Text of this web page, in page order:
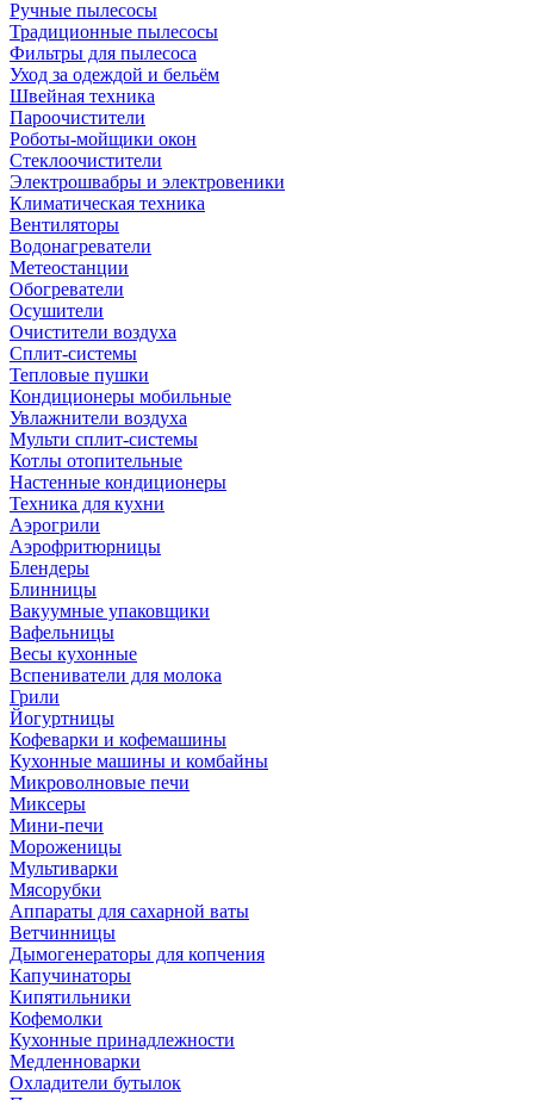
Ручные пылесосы
Традиционные пылесосы
Фильтры для пылесоса
Уход за одеждой и бельём
Швейная техника
Пароочистители
Роботы-мойщики окон
Стеклоочистители
Электрошвабры и электровеники
Климатическая техника
Вентиляторы
Водонагреватели
Метеостанции
Обогреватели
Осушители
Очистители воздуха
Сплит-системы
Тепловые пушки
Кондиционеры мобильные
Увлажнители воздуха
Мульти сплит-системы
Котлы отопительные
Настенные кондиционеры
Техника для кухни
Аэрогрили
Аэрофритюрницы
Блендеры
Блинницы
Вакуумные упаковщики
Вафельницы
Весы кухонные
Вспениватели для молока
Грили
Йогуртницы
Кофеварки и кофемашины
Кухонные машины и комбайны
Микроволновые печи
Миксеры
Мини-печи
Мороженицы
Мультиварки
Мясорубки
Аппараты для сахарной ваты
Ветчинницы
Дымогенераторы для копчения
Капучинаторы
Кипятильники
Кофемолки
Кухонные принадлежности
Медленноварки
Охладители бутылок